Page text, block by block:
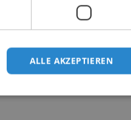
ALLE AKZEPTIEREN